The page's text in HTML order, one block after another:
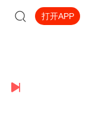
打开APP